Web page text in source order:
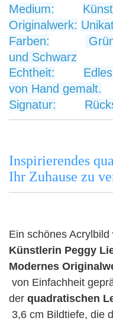
Medium:
Originalwerk:
Farben:
und Schwarz
Echtheit:
von Hand gemalt.
Signatur:
Inspirierendes
Ihr Zuhause zu
Ein schönes
Künstlerin Peggy
Modernes
von Einfachheit
der quadratischen
3,6 cm Bildtiefe, die